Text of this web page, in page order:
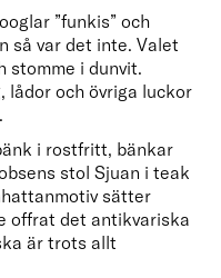
”funkis” och
så var det inte. Valet
stomme i dunvit.
och övriga luckor
i rostfritt, bänkar
stol Sjuan i teak
sätter
offrat det antikvariska
är trots allt